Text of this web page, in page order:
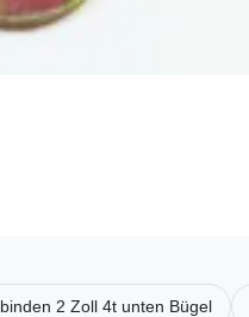
binden 2 Zoll 4t unten Bügel